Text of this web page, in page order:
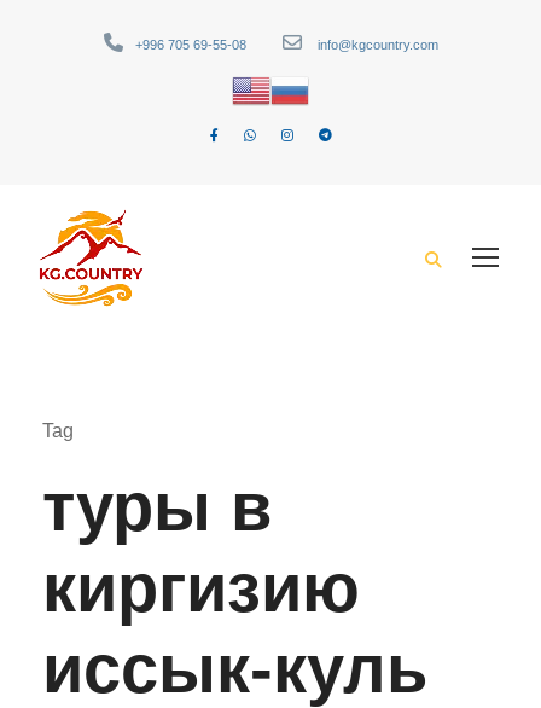
+996 705 69-55-08 info@kgcountry.com
Tag
туры в
киргизию
иссык-куль